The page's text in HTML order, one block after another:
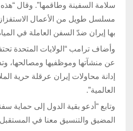
سلامة السفينة وطاقمها”. وقال
مسلسل طويل من الأعمال
بها إيران ضدّ السفن العاملة في
وأضاف ترامب “الولايات المتحدة
عن منشآتها وموظفيها ومصالحها،
إدانة محاولات إيران عرقلة حرية
العالمية”.
وتابع “أدعو بقية الدول إلى حماية
المضيق والتنسيق معنا في